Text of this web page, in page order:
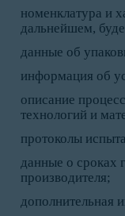
номенклатура и
дальнейшем,
данные об
информация об
описание
технологий и
протоколы
данные о сроках
производителя;
дополнительная